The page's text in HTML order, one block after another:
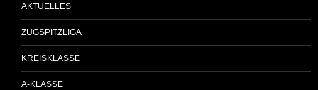
AKTUELLES
ZUGSPITZLIGA
KREISKLASSE
A-KLASSE